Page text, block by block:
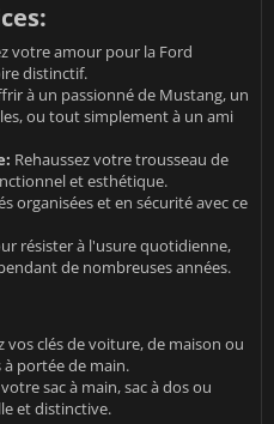
votre amour pour la Ford
distinctif.
à un passionné de Mustang, un
ou tout simplement à un ami
Rehaussez votre trousseau de
et esthétique.
organisées et en sécurité avec ce
résister à l'usure quotidienne,
de nombreuses années.
vos clés de voiture, de maison ou
portée de main.
sac à main, sac à dos ou
et distinctive.